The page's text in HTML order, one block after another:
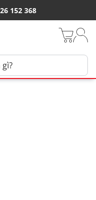
152 368